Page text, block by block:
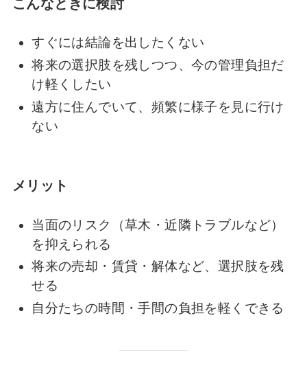
こんなときに検討
すぐには結論を出したくない
将来の選択肢を残しつつ、今の管理負担だ
け軽くしたい
遠方に住んでいて、頻繁に様子を見に行け
ない
メリット
当面のリスク（草木・近隣トラブルなど）
を抑えられる
将来の売却・賃貸・解体など、選択肢を残
せる
自分たちの時間・手間の負担を軽くできる